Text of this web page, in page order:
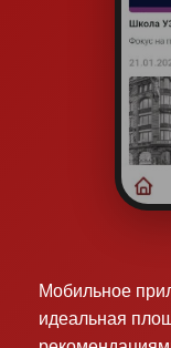
Мобильное
идеальная